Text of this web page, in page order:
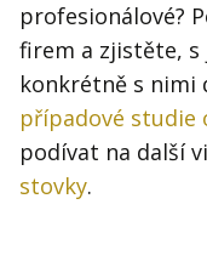
O mně
Přihlášení
Kontakt
Obchodní
profesionálové?
firem a zjistěte,
konkrétně s nimi
případové studie
podívat na další
stovky.